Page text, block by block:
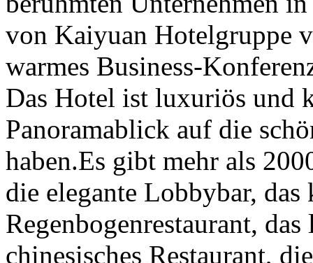
von Kaiyuan Hotelgruppe
warmes Business-
Das Hotel ist luxuriös und
Panoramablick auf die
haben.Es gibt mehr als
die elegante Lobbybar, das
Regenbogenrestaurant,
chinesisches Restaurant,